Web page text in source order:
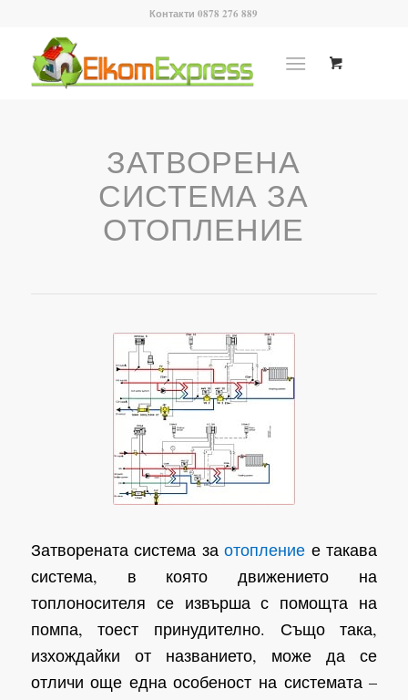
Контакти 0878 276 889
ЗАТВОРЕНА
СИСТЕМА ЗА
ОТОПЛЕНИЕ
Затворената система заотопление е такава
система, в която движението на
топлоносителя се извърша с помощта на
помпа, тоест принудително. Също така,
изхождайки от названието, може да се
отличи още една особеност на системата –